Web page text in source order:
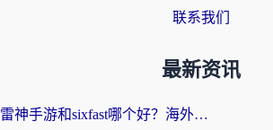
联系我们
最新资讯
雷神手游和sixfast哪个好？海外党亲测3款回国加速器，教你选对不踩坑